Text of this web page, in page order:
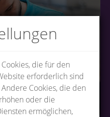
die für den
erforderlich sind
Cookies, die den
oder die
ermöglichen,